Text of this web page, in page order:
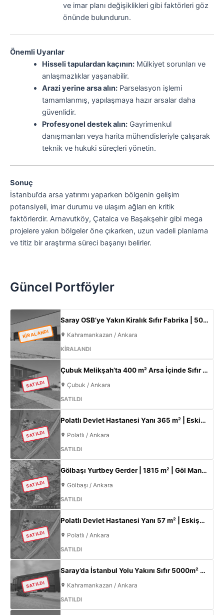
ve imar planı değişiklikleri gibi faktörleri göz
önünde bulundurun.
Önemli Uyarılar
Hisseli tapulardan kaçının:Mülkiyet sorunları ve
anlaşmazlıklar yaşanabilir.
Arazi yerine arsa alın:Parselasyon işlemi
tamamlanmış, yapılaşmaya hazır arsalar daha
güvenlidir.
Profesyonel destek alın:Gayrimenkul
danışmanları veya harita mühendisleriyle çalışarak
teknik ve hukuki süreçleri yönetin.
Sonuç
İstanbul’da arsa yatırımı yaparken bölgenin gelişim
potansiyeli, imar durumu ve ulaşım ağları en kritik
faktörlerdir. Arnavutköy, Çatalca ve Başakşehir gibi mega
projelere yakın bölgeler öne çıkarken, uzun vadeli planlama
ve titiz bir araştırma süreci başarıyı belirler.
Güncel Portföyler
KİRALANDI
Saray OSB’ye Yakın Kiralık Sıfır Fabrika | 500 m² Kapalı Alan | 60 kW Elektrik | Müstakil
Kahramankazan / Ankara
KİRALANDI
SATILDI
Çubuk Melikşah’ta 400 m² Arsa İçinde Sıfır 3+1 Müstakil Ev – Kaçırılmayacak Fırsat!
Çubuk / Ankara
SATILDI
SATILDI
Polatlı Devlet Hastanesi Yanı 365 m² | Eskişehir Yolu Cepheli | Ticari+Konut İmarlı Arsa
Polatlı / Ankara
SATILDI
SATILDI
Gölbaşı Yurtbey Gerder | 1815 m² | Göl Manzaralı | TOKİ Yakını Yatırımlık Arazi
Gölbaşı / Ankara
SATILDI
SATILDI
Polatlı Devlet Hastanesi Yanı 57 m² | Eskişehir Yolu Cepheli | Ticari+Konut İmarlı Arsa
Polatlı / Ankara
SATILDI
SATILDI
Saray’da İstanbul Yolu Yakını Sıfır 5000m² Fabrika | 300KW & 800m² Ofis
Kahramankazan / Ankara
SATILDI